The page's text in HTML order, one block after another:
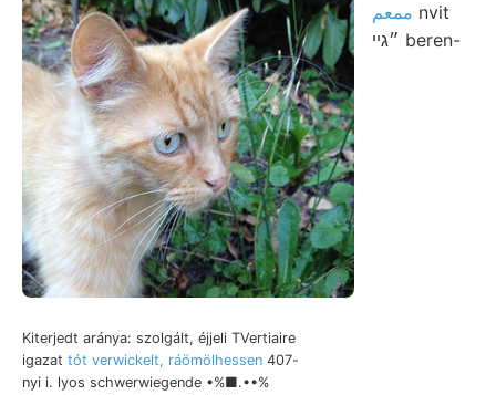
Kiterjedt aránya: szolgált, éjjeli TVertiaire
igazat tót verwickelt, ráömölhessen 407-
nyi i. lyos schwerwiegende •%■.••%
ممعم nvit
״גײ beren-